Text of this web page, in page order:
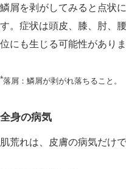
鱗屑を剥がしてみると点状
す。症状は頭皮、膝、肘、
位にも生じる可能性がありま
*落屑：鱗屑が剥がれ落ちること。
全身の病気
肌荒れは、皮膚の病気だけ